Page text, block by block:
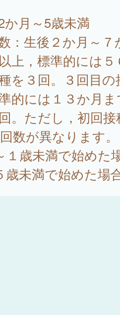
か月～5歳未満
：生後２か月～７
上，標準的には
を３回。３回目
的には１３か月
。ただし，初回
数が異なります。
１歳未満で始め
歳未満で始め